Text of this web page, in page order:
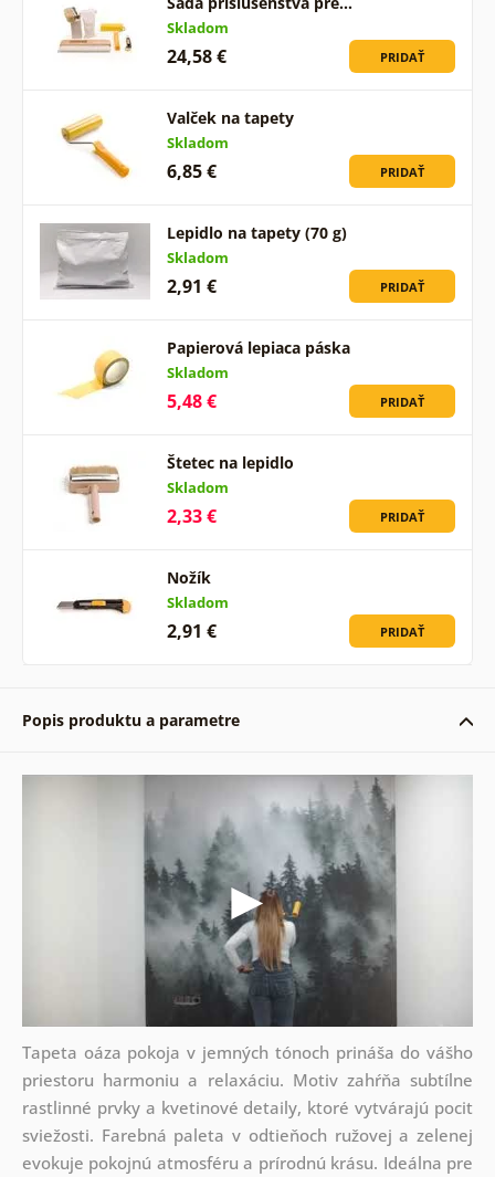
Skladom
24,58 € PRIDAŤ
Valček na tapety
Skladom
6,85 € PRIDAŤ
Lepidlo na tapety (70 g)
Skladom
2,91 € PRIDAŤ
Papierová lepiaca páska
Skladom
5,48 € PRIDAŤ
Štetec na lepidlo
Skladom
2,33 € PRIDAŤ
Nožík
Skladom
2,91 € PRIDAŤ
Popis produktu a parametre
Tapeta oáza pokoja v jemných tónoch prináša do vášho
priestoru harmoniu a relaxáciu. Motiv zahŕňa subtílne
rastlinné prvky a kvetinové detaily, ktoré vytvárajú pocit
sviežosti. Farebná paleta v odtieňoch ružovej a zelenej
evokuje pokojnú atmosféru a prírodnú krásu. Ideálna pre